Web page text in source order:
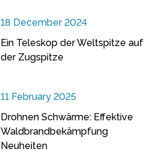
18 December 2024
Ein Teleskop der Weltspitze auf
der Zugspitze
11 February 2025
Drohnen Schwärme: Effektive
Waldbrandbekämpfung
Neuheiten